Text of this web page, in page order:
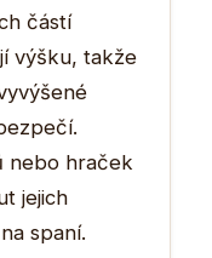
částí
výšku, takže
nebo hraček
jejich
spaní.